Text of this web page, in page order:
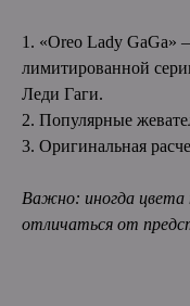
1. «Oreo Lady GaGa»
лимитированной
Леди Гаги.
2. Популярные
3. Оригинальная
Важно: иногда цвета
отличаться от